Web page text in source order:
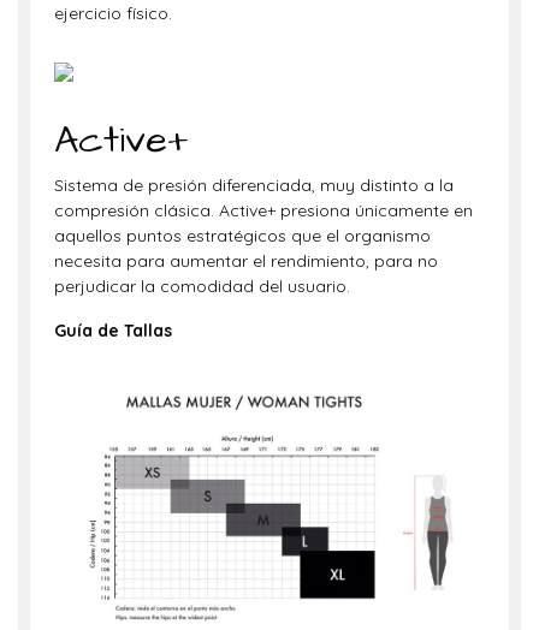
ejercicio físico.
Active+
Sistema de presión diferenciada, muy distinto a la
compresión clásica. Active+ presiona únicamente en
aquellos puntos estratégicos que el organismo
necesita para aumentar el rendimiento, para no
perjudicar la comodidad del usuario.
Guía de Tallas